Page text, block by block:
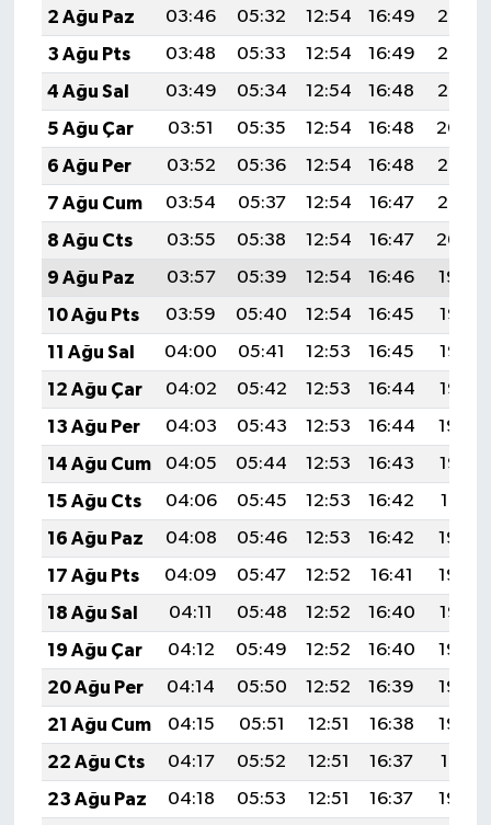
2 Ağu Paz
03:46 05:32 12:54 16:49
20:07
3 Ağu Pts
03:48 05:33 12:54 16:49
20:06
4 Ağu Sal
03:49 05:34 12:54 16:48
20:05
5 Ağu Çar
03:51 05:35 12:54 16:48
20:04
6 Ağu Per
03:52 05:36 12:54 16:48
20:03
7 Ağu Cum
03:54 05:37 12:54 16:47
20:02
8 Ağu Cts
03:55 05:38 12:54 16:47
20:00
9 Ağu Paz
03:57 05:39 12:54 16:46
19:59
10 Ağu Pts
03:59 05:40 12:54 16:45
19:58
11 Ağu Sal
04:00 05:41 12:53 16:45
19:56
12 Ağu Çar
04:02 05:42 12:53 16:44
19:55
13 Ağu Per
04:03 05:43 12:53 16:44
19:54
14 Ağu Cum
04:05 05:44 12:53 16:43
19:52
15 Ağu Cts
04:06 05:45 12:53 16:42
19:51
16 Ağu Paz
04:08 05:46 12:53 16:42
19:49
17 Ağu Pts
04:09 05:47 12:52 16:41
19:48
18 Ağu Sal
04:11 05:48 12:52 16:40
19:47
19 Ağu Çar
04:12 05:49 12:52 16:40
19:45
20 Ağu Per
04:14 05:50 12:52 16:39
19:44
21 Ağu Cum
04:15 05:51 12:51 16:38
19:42
22 Ağu Cts
04:17 05:52 12:51 16:37
19:41
23 Ağu Paz
04:18 05:53 12:51 16:37
19:39